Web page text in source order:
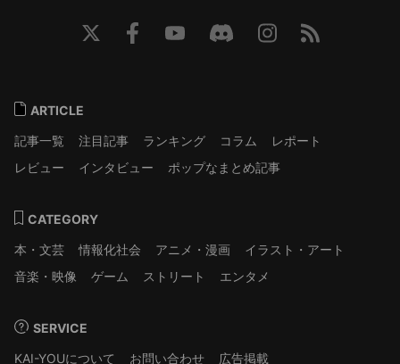
ARTICLE
記事一覧
注目記事 ランキング コラム
レポート
レビュー
インタビュー ポップなまとめ記事
CATEGORY
本・文芸
情報化社会 アニメ・漫画
イラスト・アート
音楽・映像
ゲーム ストリート エンタメ
SERVICE
KAI-YOUについて
お問い合わせ 広告掲載